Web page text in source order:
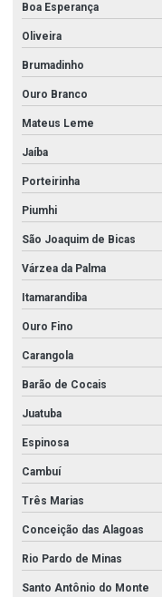
Boa Esperança
Oliveira
Brumadinho
Ouro Branco
Mateus Leme
Jaíba
Porteirinha
Piumhi
São Joaquim de Bicas
Várzea da Palma
Itamarandiba
Ouro Fino
Carangola
Barão de Cocais
Juatuba
Espinosa
Cambuí
Três Marias
Conceição das Alagoas
Rio Pardo de Minas
Santo Antônio do Monte